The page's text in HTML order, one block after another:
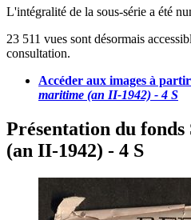
L'intégralité de la sous-série a été
23 511 vues sont désormais
consultation.
Accéder aux images à
maritime (an II-1942) - 4 S
Présentation du
(an II-1942) - 4 S